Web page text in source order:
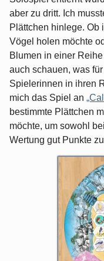
aber zu dritt. Ich
Plättchen hinlege. Ob
Vögel holen möchte
Blumen in einer
auch schauen, was
Spielerinnen in ihren
mich das Spiel an
bestimmte Plättchen
möchte, um sowohl
Wertung gut Punkte